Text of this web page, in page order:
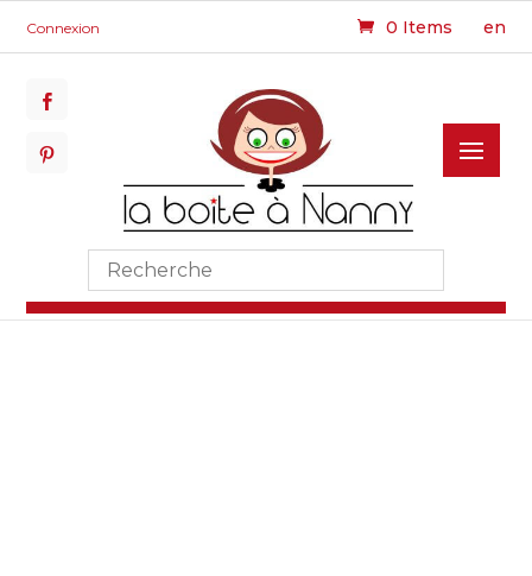
Connexion 0 Items en